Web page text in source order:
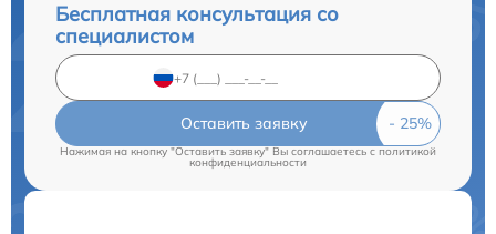
Бесплатная консультация со
специалистом
Оставить заявку
Нажимая на кнопку "Оставить заявку" Вы соглашаетесь c политикой
конфиденциальности